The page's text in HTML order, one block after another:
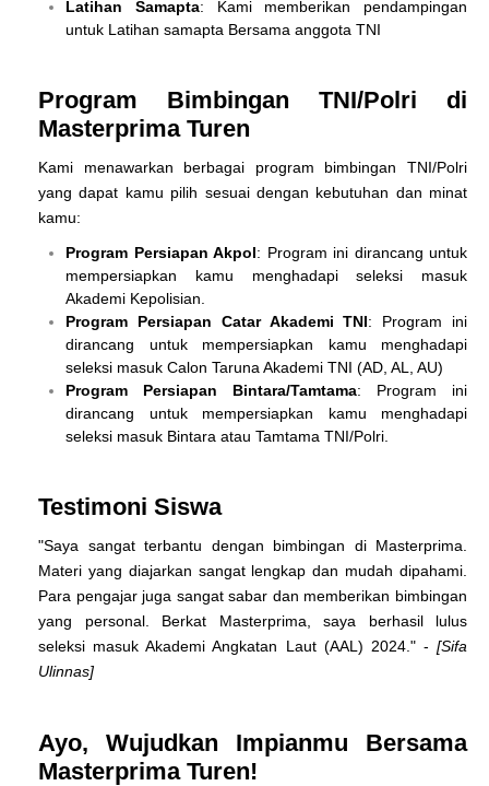
Latihan Samapta: Kami memberikan pendampingan
untuk Latihan samapta Bersama anggota TNI
Program Bimbingan TNI/Polri di
Masterprima Turen
Kami menawarkan berbagai program bimbingan TNI/Polri
yang dapat kamu pilih sesuai dengan kebutuhan dan minat
kamu:
Program Persiapan Akpol: Program ini dirancang untuk
mempersiapkan kamu menghadapi seleksi masuk
Akademi Kepolisian.
Program Persiapan Catar Akademi TNI: Program ini
dirancang untuk mempersiapkan kamu menghadapi
seleksi masuk Calon Taruna Akademi TNI (AD, AL, AU)
Program Persiapan Bintara/Tamtama: Program ini
dirancang untuk mempersiapkan kamu menghadapi
seleksi masuk Bintara atau Tamtama TNI/Polri.
Testimoni Siswa
"Saya sangat terbantu dengan bimbingan di Masterprima.
Materi yang diajarkan sangat lengkap dan mudah dipahami.
Para pengajar juga sangat sabar dan memberikan bimbingan
yang personal. Berkat Masterprima, saya berhasil lulus
seleksi masuk Akademi Angkatan Laut (AAL) 2024." - [Sifa
Ulinnas]
Ayo, Wujudkan Impianmu Bersama
Masterprima Turen!